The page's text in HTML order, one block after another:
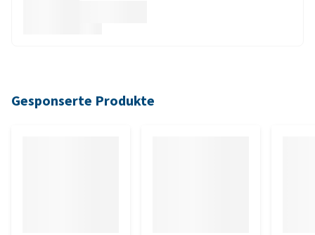
Gesponserte Produkte